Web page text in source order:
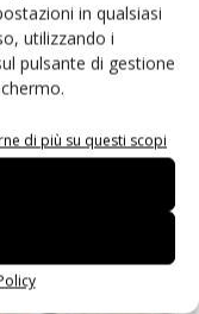
in qualsiasi
utilizzando i
pulsante di gestione
di più su questi scopi